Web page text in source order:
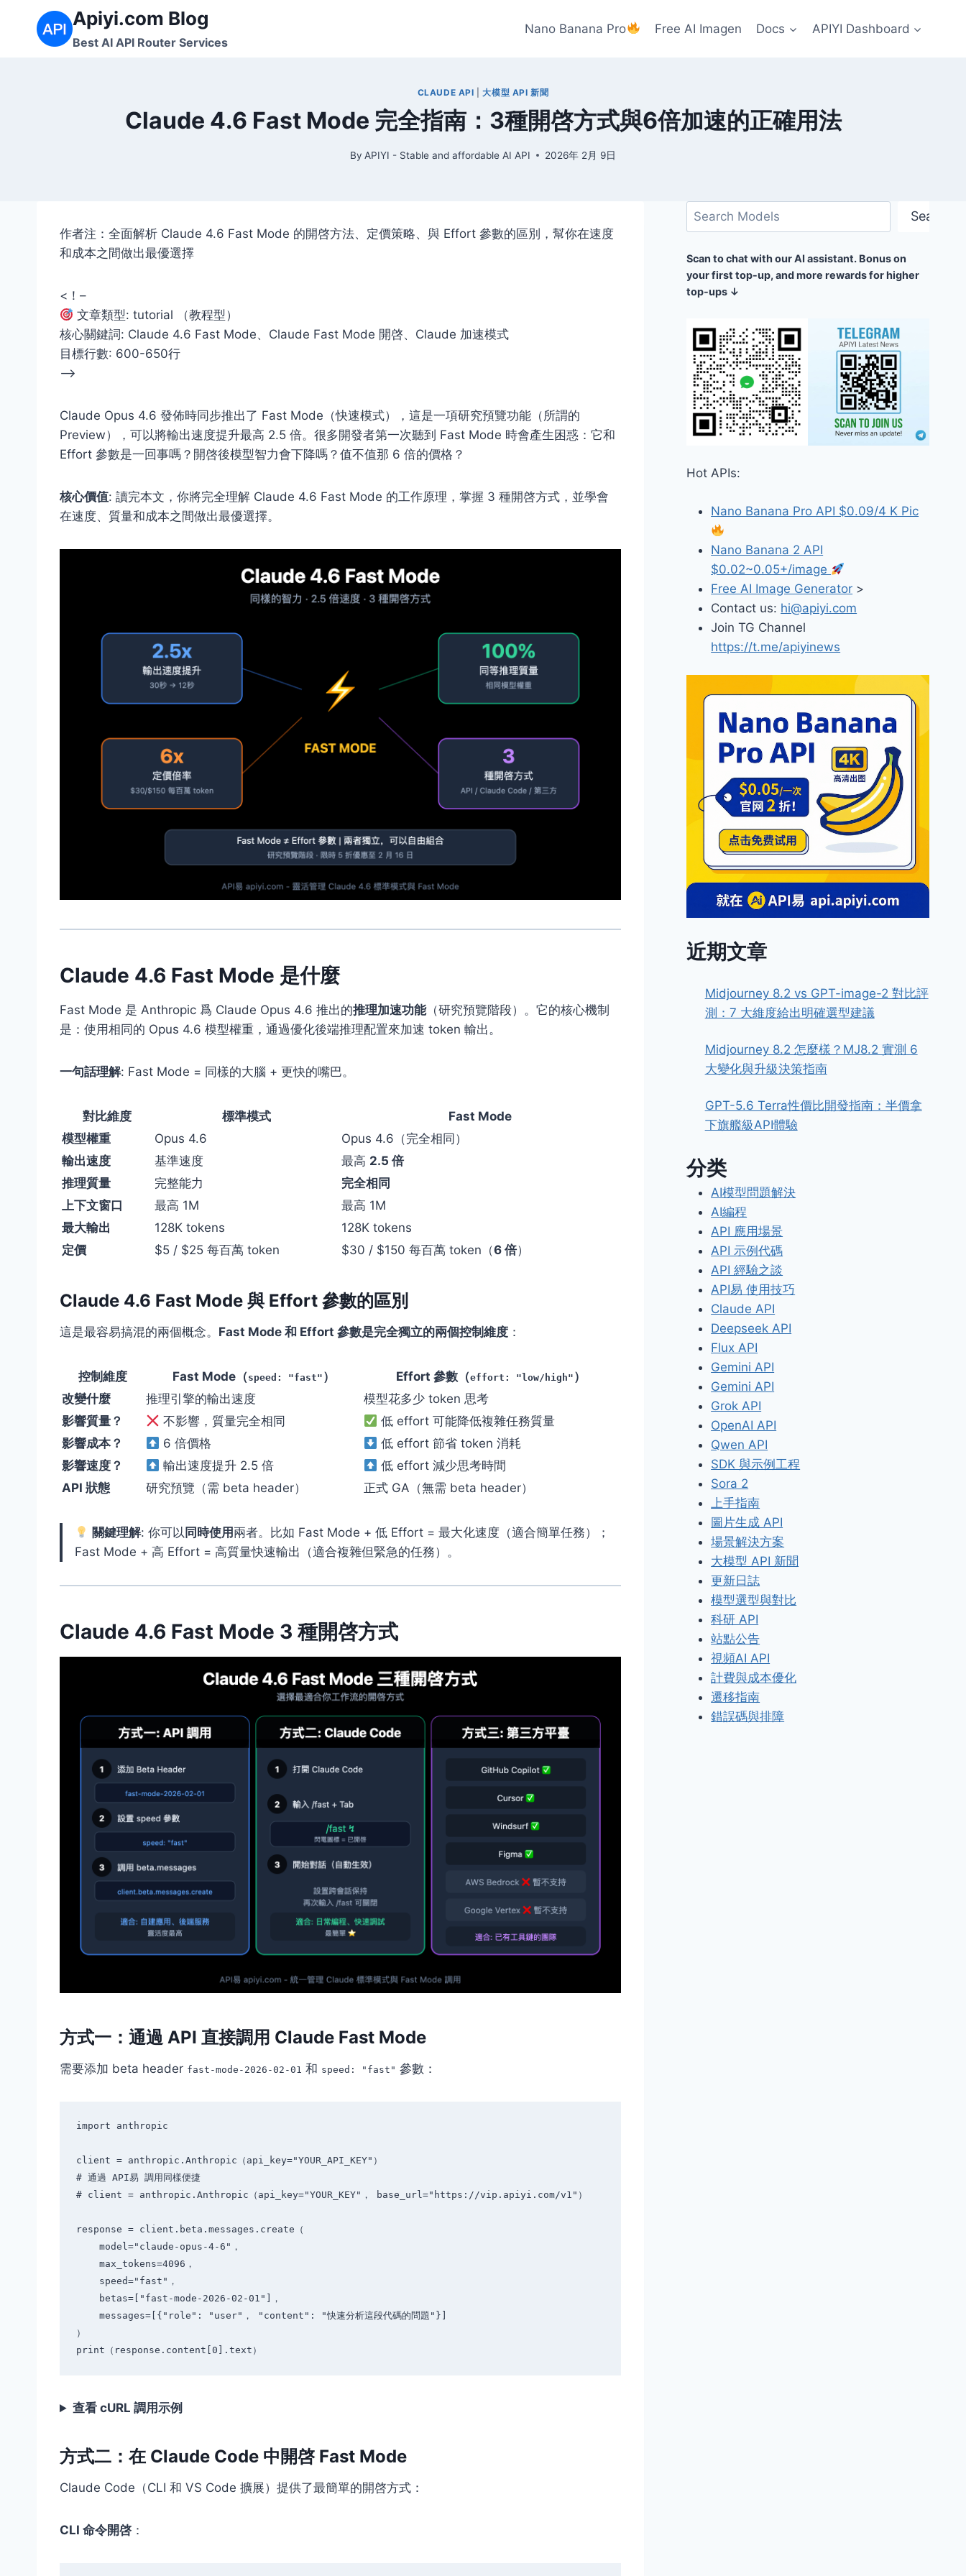
Apiyi.com Blog
Best AI API Router Services
Nano Banana Pro Free AI Imagen Docs APIYI Dashboard
CLAUDE API |大模型 API 新聞
Claude 4.6 Fast Mode 完全指南：3種開啓方式與6倍加速的正確用法
By APIYI - Stable and affordable AI API 2026年 2月 9日
作者注：全面解析 Claude 4.6 Fast Mode 的開啓方法、定價策略、與 Effort 參數的區別，幫你在速度
和成本之間做出最優選擇
<！–
文章類型: tutorial （教程型）
核心關鍵詞: Claude 4.6 Fast Mode、Claude Fast Mode 開啓、Claude 加速模式
目標行數: 600-650行
–>
Claude Opus 4.6 發佈時同步推出了 Fast Mode（快速模式）
，這是一項研究預覽功能（所謂的
Preview），可以將輸出速度提升最高 2.5 倍。很多開發者第一次聽到 Fast Mode 時會產生困惑：它和
Effort 參數是一回事嗎？開啓後模型智力會下降嗎？值不值那 6 倍的價格？
核心價值: 讀完本文，你將完全理解 Claude 4.6 Fast Mode 的工作原理，掌握 3 種開啓方式，並學會
在速度、質量和成本之間做出最優選擇。
Claude 4.6 Fast Mode 是什麼
Fast Mode 是 Anthropic 爲 Claude Opus 4.6 推出的推理加速功能（研究預覽階段）。它的核心機制
是：使用相同的 Opus 4.6 模型權重，通過優化後端推理配置來加速 token 輸出。
一句話理解: Fast Mode = 同樣的大腦 + 更快的嘴巴。
對比維度 標準模式
Fast Mode
模型權重
Opus 4.6
Opus 4.6（完全相同）
輸出速度
基準速度 最高 2.5 倍
推理質量
完整能力
完全相同
上下文窗口
最高 1M
最高 1M
最大輸出
128K tokens
128K tokens
定價
$5 / $25 每百萬 token $30 / $150 每百萬 token（6 倍）
Claude 4.6 Fast Mode 與 Effort 參數的區別
這是最容易搞混的兩個概念。 Fast Mode 和 Effort 參數是完全獨立的兩個控制維度 ：
控制維度 Fast Mode（ speed: "fast" ） Effort 參數（effort: "low/high" ）
改變什麼
推理引擎的輸出速度
模型花多少 token 思考
影響質量？
不影響，質量完全相同
低 effort 可能降低複雜任務質量
影響成本？
6 倍價格
低 effort 節省 token 消耗
影響速度？
輸出速度提升 2.5 倍
低 effort 減少思考時間
API 狀態
研究預覽（需 beta header） 正式 GA（無需 beta header）
關鍵理解: 你可以 同時使用兩者。比如 Fast Mode + 低 Effort = 最大化速度（適合簡單任務）；
Fast Mode + 高 Effort = 高質量快速輸出（適合複雜但緊急的任務）。
Claude 4.6 Fast Mode 3 種開啓方式
方式一：通過 API 直接調用 Claude Fast Mode
需要添加 beta header fast-mode-2026-02-01 和 speed: "fast" 參數：
import anthropic
client = anthropic.Anthropic（api_key="YOUR_API_KEY"）
# 通過 API易 調用同樣便捷
# client = anthropic.Anthropic（api_key="YOUR_KEY"， base_url="https://vip.apiyi.com/v1"）
response = client.beta.messages.create（
）
查看 cURL 調用示例
方式二：在 Claude Code 中開啓 Fast Mode
Claude Code（CLI 和 VS Code 擴展）提供了最簡單的開啓方式：
CLI 命令開啓 ：
搜
尋
Search
Scan to chat with our AI assistant. Bonus on
your first top-up, and more rewards for higher
top-ups ↓
Hot APIs:
Nano Banana Pro API $0.09/4 K Pic
Nano Banana 2 API
$0.02~0.05+/image
Free AI Image Generator >
Contact us: hi@apiyi.com
Join TG Channel
https://t.me/apiyinews
近期文章
Midjourney 8.2 vs GPT-image-2 對比評
測：7 大維度給出明確選型建議
Midjourney 8.2 怎麼樣？MJ8.2 實測 6
大變化與升級決策指南
GPT-5.6 Terra性價比開發指南：半價拿
下旗艦級API體驗
分类
AI模型問題解決
AI編程
API 應用場景
API 示例代碼
API 經驗之談
API易 使用技巧
Claude API
Deepseek API
Flux API
Gemini API
Gemini API
Grok API
OpenAI API
Qwen API
SDK 與示例工程
Sora 2
上手指南
圖片生成 API
場景解決方案
大模型 API 新聞
更新日誌
模型選型與對比
科研 API
站點公告
視頻AI API
計費與成本優化
遷移指南
錯誤碼與排障